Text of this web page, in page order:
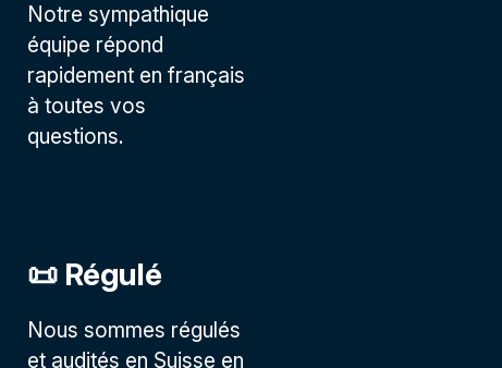
Notre sympathique
équipe répond
rapidement en français
à toutes vos
questions.
📜 Régulé
Nous sommes régulés
et audités en Suisse en